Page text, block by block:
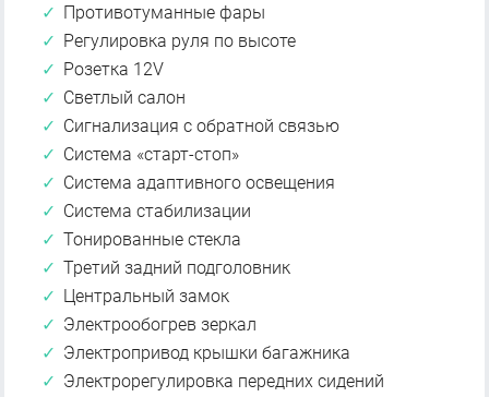
Противотуманные фары
Регулировка руля по высоте
Розетка 12V
Светлый салон
Сигнализация с обратной связью
Система «старт-стоп»
Система адаптивного освещения
Система стабилизации
Тонированные стекла
Третий задний подголовник
Центральный замок
Электрообогрев зеркал
Электропривод крышки багажника
Электрорегулировка передних сидений